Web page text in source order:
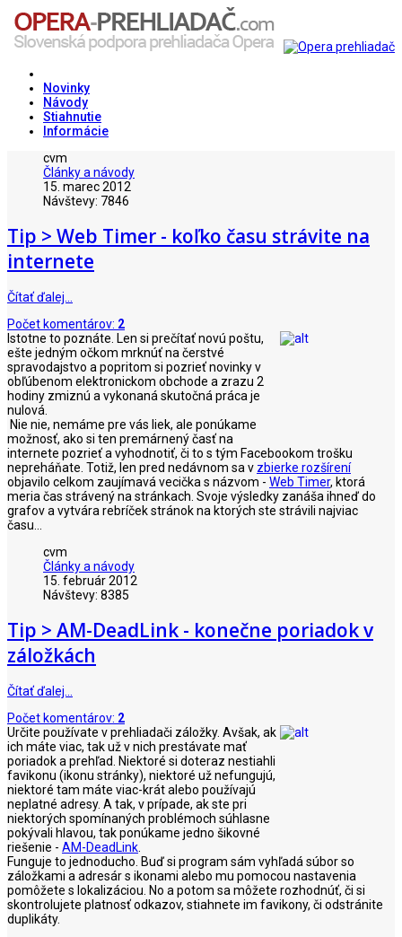
Novinky
Návody
Stiahnutie
Informácie
cvm
Články a návody
15. marec 2012
Návštevy: 7846
Tip > Web Timer - koľko času strávite na
internete
Čítať ďalej…
Počet komentárov: 2
Istotne to poznáte. Len si prečítať novú poštu,
ešte jedným očkom mrknúť na čerstvé
spravodajstvo a popritom si pozrieť novinky v
obľúbenom elektronickom obchode a zrazu 2
hodiny zmiznú a vykonaná skutočná práca je
nulová.
Nie nie, nemáme pre vás liek, ale ponúkame
možnosť, ako si ten premárnený časť na
internete pozrieť a vyhodnotiť, či to s tým Facebookom trošku
nepreháňate. Totiž, len pred nedávnom sa v zbierke rozšírení
objavilo celkom zaujímavá vecička s názvom - Web Timer, ktorá
meria čas strávený na stránkach. Svoje výsledky zanáša ihneď do
grafov a vytvára rebríček stránok na ktorých ste strávili najviac
času...
cvm
Články a návody
15. február 2012
Návštevy: 8385
Tip > AM-DeadLink - konečne poriadok v
záložkách
Čítať ďalej…
Počet komentárov: 2
Určite používate v prehliadači záložky. Avšak, ak
ich máte viac, tak už v nich prestávate mať
poriadok a prehľad. Niektoré si doteraz nestiahli
favikonu (ikonu stránky), niektoré už nefungujú,
niektoré tam máte viac-krát alebo používajú
neplatné adresy. A tak, v prípade, ak ste pri
niektorých spomínaných problémoch súhlasne
pokývali hlavou, tak ponúkame jedno šikovné
riešenie - AM-DeadLink
Funguje to jednoducho. Buď si program sám vyhľadá súbor so
záložkami a adresár s ikonami alebo mu pomocou nastavenia
pomôžete s lokalizáciou. No a potom sa môžete rozhodnúť, či si
skontrolujete platnosť odkazov, stiahnete im favikony, či odstránite
duplikáty.